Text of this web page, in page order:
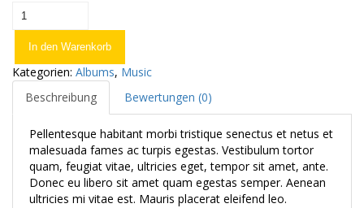
Woo
Album
In den Warenkorb
Kategorien: Albums, Music
Beschreibung
Bewertungen (0)
Pellentesque habitant morbi tristique senectus et netus et
malesuada fames ac turpis egestas. Vestibulum tortor
quam, feugiat vitae, ultricies eget, tempor sit amet, ante.
Donec eu libero sit amet quam egestas semper. Aenean
ultricies mi vitae est. Mauris placerat eleifend leo.